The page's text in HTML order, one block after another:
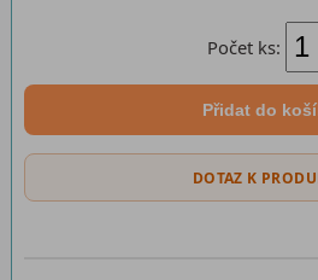
Počet ks:
Přidat do
DOTAZ K